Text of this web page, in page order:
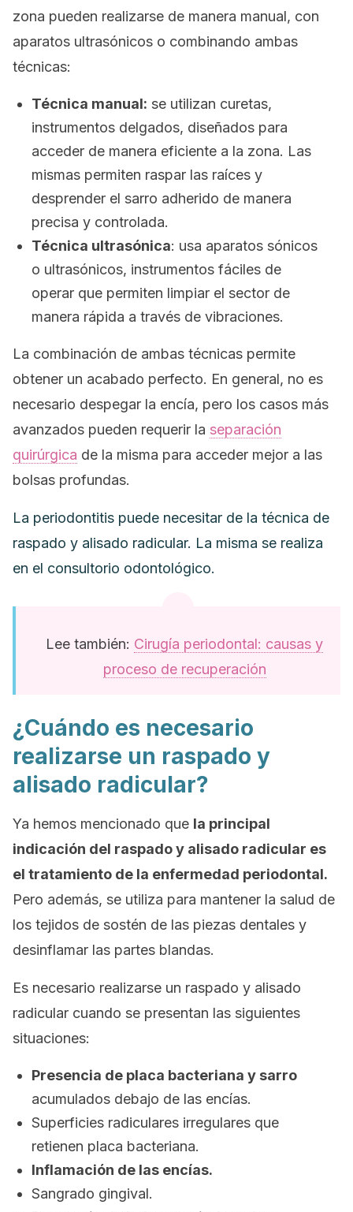
zona pueden realizarse de manera manual, con
aparatos ultrasónicos o combinando ambas
técnicas:
Técnica manual: se utilizan curetas,
instrumentos delgados, diseñados para
acceder de manera eficiente a la zona. Las
mismas permiten raspar las raíces y
desprender el sarro adherido de manera
precisa y controlada.
Técnica ultrasónica: usa aparatos sónicos
o ultrasónicos, instrumentos fáciles de
operar que permiten limpiar el sector de
manera rápida a través de vibraciones.
La combinación de ambas técnicas permite
obtener un acabado perfecto. En general, no es
necesario despegar la encía, pero los casos más
avanzados pueden requerir la separación
quirúrgica de la misma para acceder mejor a las
bolsas profundas.
La periodontitis puede necesitar de la técnica de
raspado y alisado radicular. La misma se realiza
en el consultorio odontológico.
Lee también: Cirugía periodontal: causas y
proceso de recuperación
¿Cuándo es necesario
realizarse un raspado y
alisado radicular?
Ya hemos mencionado que la principal
indicación del raspado y alisado radicular es
el tratamiento de la enfermedad periodontal.
Pero además, se utiliza para mantener la salud de
los tejidos de sostén de las piezas dentales y
desinflamar las partes blandas.
Es necesario realizarse un raspado y alisado
radicular cuando se presentan las siguientes
situaciones:
Presencia de placa bacteriana y sarro
acumulados debajo de las encías.
Superficies radiculares irregulares que
retienen placa bacteriana.
Inflamación de las encías.
Sangrado gingival.